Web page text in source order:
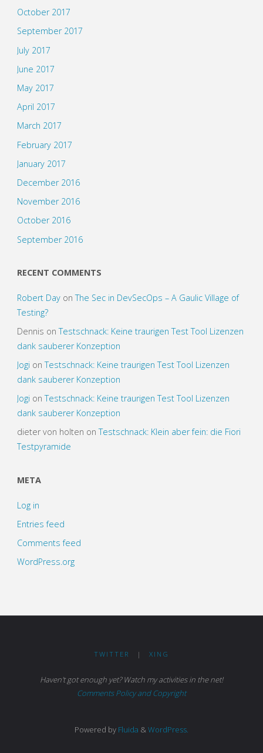
October 2017
September 2017
July 2017
June 2017
May 2017
April 2017
March 2017
February 2017
January 2017
December 2016
November 2016
October 2016
September 2016
RECENT COMMENTS
Robert DayonThe Sec in DevSecOps – A Gaulic Village of
Testing?
Dennis onTestschnack: Keine traurigen Test Tool Lizenzen
dank sauberer Konzeption
Jogi onTestschnack: Keine traurigen Test Tool Lizenzen
dank sauberer Konzeption
Jogi onTestschnack: Keine traurigen Test Tool Lizenzen
dank sauberer Konzeption
dieter von holten onTestschnack: Klein aber fein: die Fiori
Testpyramide
META
Log in
Entries feed
Comments feed
WordPress.org
TWITTER | XING
Haven't got enough yet? Watch my activities in the net!
Comments Policy and Copyright
Powered by Fluida &WordPress.